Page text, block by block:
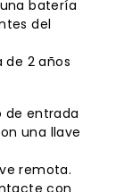
batería
del
2 años
de entrada
una llave
remota.
con